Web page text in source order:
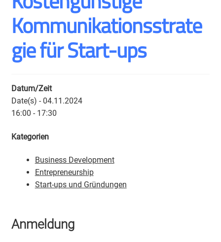
Kommunikationsstrate
gie für Start-ups
Datum/Zeit
Date(s) - 04.11.2024
16:00 - 17:30
Kategorien
Business Development
Entrepreneurship
Start-ups und Gründungen
Anmeldung